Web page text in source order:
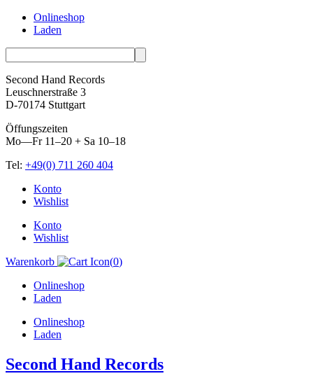
Onlineshop
Laden
Second Hand Records
Leuschnerstraße 3
D-70174 Stuttgart
Öffungszeiten
Mo—Fr 11–20 + Sa 10–18
Tel: +49(0) 711 260 404
Skip
Konto
Wishlist
Konto
Wishlist
Warenkorb
(0)
Onlineshop
Laden
Onlineshop
Laden
Second Hand Records